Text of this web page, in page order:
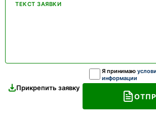
ТЕКСТ ЗАЯВКИ
Прикрепить заявку
Я принимаю
информации